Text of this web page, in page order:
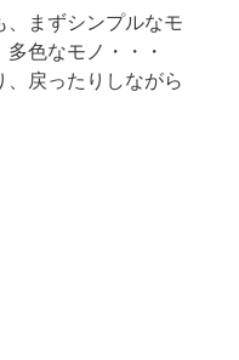
まずシンプルなモ
色なモノ・・・
、戻ったりしながら